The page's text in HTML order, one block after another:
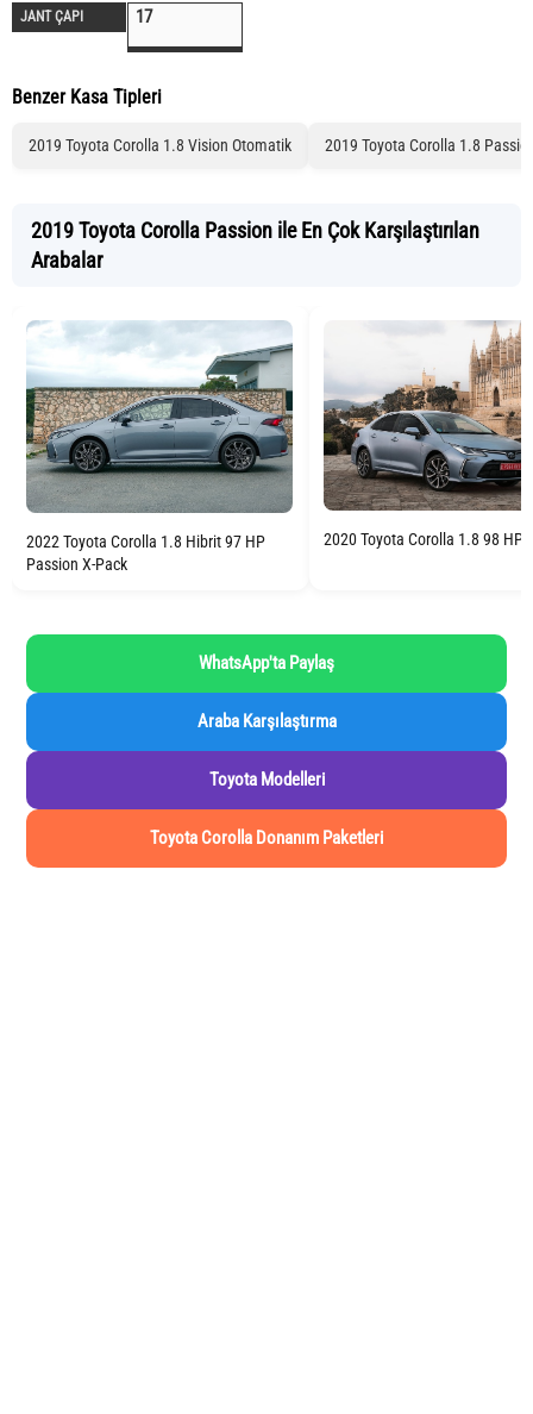
JANT ÇAPI 17
Benzer Kasa Tipleri
2019 Toyota Corolla 1.8 Vision Otomatik 2019 Toyota Corolla 1.8
2019 Toyota Corolla Passion ile En Çok Karşılaştırılan
Arabalar
2022 Toyota Corolla 1.8 Hibrit 97 HP
Passion X-Pack
2020 Toyota Corolla 1.8 98 HP
WhatsApp'ta Paylaş
Araba Karşılaştırma
Toyota Modelleri
Toyota Corolla Donanım Paketleri